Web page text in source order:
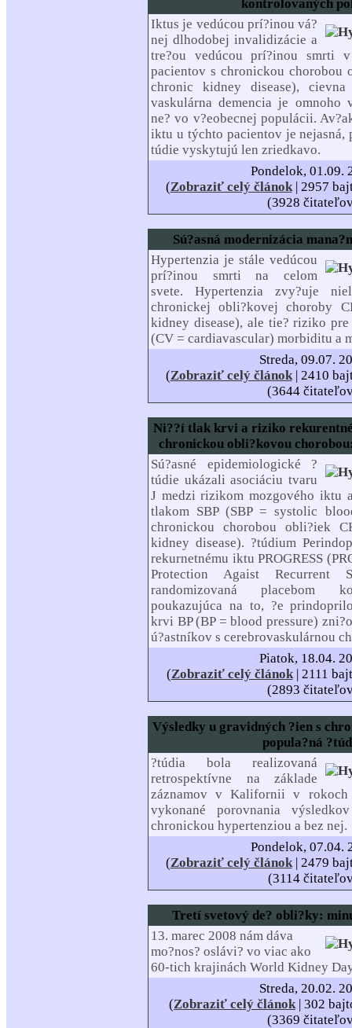
kontrolovaných
Iktus je vedúcou prí?inou vá?
nej dlhodobej invalidizácie a
tre?ou vedúcou prí?inou smrti
pacientov s chronickou chorobou
chronic kidney disease),
vaskulárna demencia je omnoho
ne? vo v?eobecnej populácii.
iktu u týchto pacientov je nejasná,
túdie vyskytujú len zriedkavo.
Pondelok, 01.09.
(Zobraziť celý článok| 2957
(3928
Sú?asná modernizácia
Hypertenzia je stále vedúcou
prí?inou smrti na celom
svete. Hypertenzia zvy?uje
chronickej obli?kovej choroby
kidney disease), ale tie? riziko
(CV = cardiavascular) morbiditu a
Streda, 09.07.
(Zobraziť celý článok| 2410
(3644
Ni??í tlak krvi a riziko
chronickou obli?kovou
Sú?asné epidemiologické ?
túdie ukázali asociáciu tvaru
J medzi rizikom mozgového iktu
tlakom SBP (SBP = systolic
chronickou chorobou obli?iek
kidney disease). ?túdium
rekurnetnému iktu PROGRESS
Protection Agaist Recurrent
randomizovaná placebom
poukazujúca na to, ?e
krvi BP (BP = blood pressure)
ú?astníkov s cerebrovaskulárnou
Piatok, 18.04.
(Zobraziť celý článok| 2111
(2893
Výsledky u gravidných ?ien s
popula?ná
?túdia bola realizovaná
retrospektívne na základe
záznamov v Kalifornii v
vykonané porovnania
chronickou hypertenziou a bez nej.
Pondelok, 07.04.
(Zobraziť celý článok| 2479
(3114
Tretí svetový de? obli?ky:
13. marec 2008 nám dáva
mo?nos? oslávi? vo viac ako
60-tich krajinách World Kidney
Streda, 20.02.
(Zobraziť celý článok| 302
(3369